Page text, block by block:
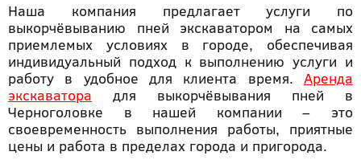
Наша компания предлагает услуги по
выкорчёвыванию пней экскаватором на самых
приемлемых условиях в городе, обеспечивая
индивидуальный подход к выполнению услуги и
работу в удобное для клиента время. Аренда
экскаватора для выкорчёвывания пней в
Черноголовке в нашей компании – это
своевременность выполнения работы, приятные
цены и работа в пределах города и пригорода.